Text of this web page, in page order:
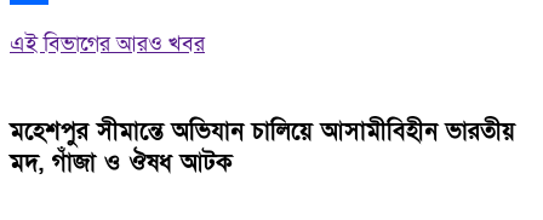
এই বিভাগের আরও খবর
মহেশপুর সীমান্তে অভিযান চালিয়ে আসামীবিহীন ভারতীয়
মদ, গাঁজা ও ঔষধ আটক